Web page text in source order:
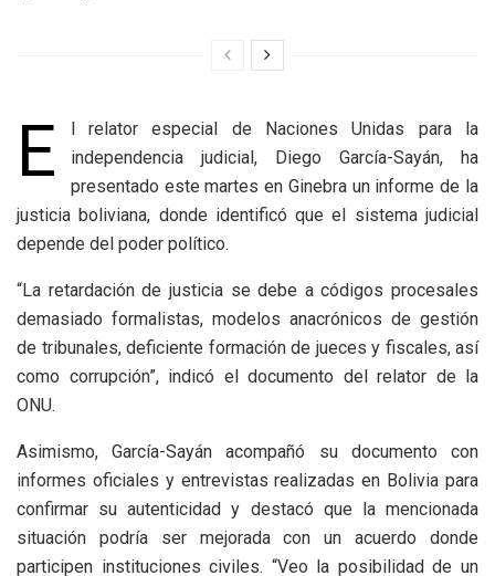
E
l relator especial de Naciones Unidas para la
independencia judicial, Diego García-Sayán, ha
presentado este martes en Ginebra un informe de la
justicia boliviana, donde identificó que el sistema judicial
depende del poder político.
“La retardación de justicia se debe a códigos procesales
demasiado formalistas, modelos anacrónicos de gestión
de tribunales, deficiente formación de jueces y fiscales, así
como corrupción”, indicó el documento del relator de la
ONU.
Asimismo, García-Sayán acompañó su documento con
informes oficiales y entrevistas realizadas en Bolivia para
confirmar su autenticidad y destacó que la mencionada
situación podría ser mejorada con un acuerdo donde
participen instituciones civiles. “Veo la posibilidad de un